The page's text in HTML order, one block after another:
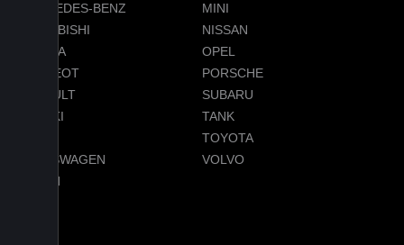
MERCEDES-BENZ
MINI
MITSUBISHI
NISSAN
OMODA
OPEL
PEUGEOT
PORSCHE
RENAULT
SUBARU
SUZUKI
TANK
TOYOTA
VOLKSWAGEN
VOLVO
VOYAH